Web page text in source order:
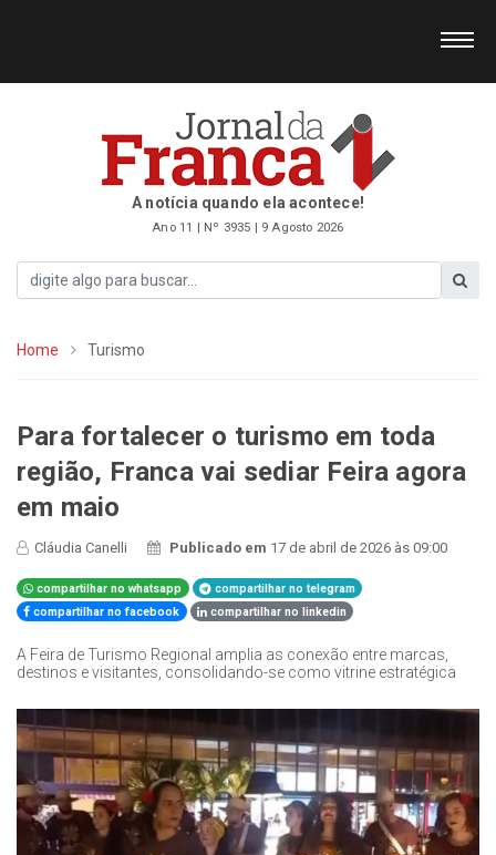
A notícia quando ela acontece!
Ano 11 | Nº 3935 | 9 Agosto 2026
Home Turismo
Para fortalecer o turismo em toda
região, Franca vai sediar Feira agora
em maio
Cláudia Canelli Publicado em 17 de abril de 2026 às 09:00
compartilhar no whatsapp
compartilhar no telegram
compartilhar no facebook
compartilhar no linkedin
A Feira de Turismo Regional amplia as conexão entre marcas,
destinos e visitantes, consolidando-se como vitrine estratégica